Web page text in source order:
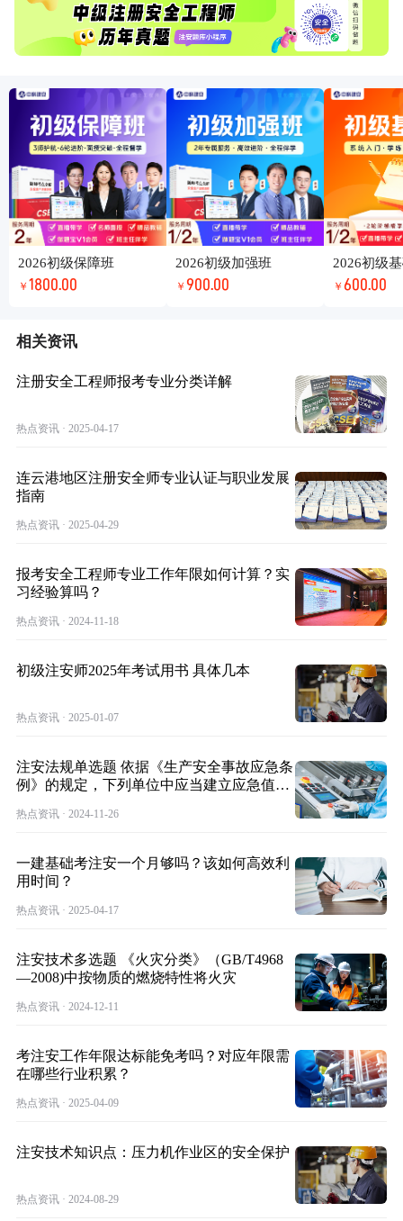
2026初级保障班
￥ 1800.00
2026初级加强班
￥ 900.00
2026初级
￥ 600.00
相关资讯
注册安全工程师报考专业分类详解
热点资讯 · 2025-04-17
连云港地区注册安全师专业认证与职业发展
指南
热点资讯 · 2025-04-29
报考安全工程师专业工作年限如何计算？实
习经验算吗？
热点资讯 · 2024-11-18
初级注安师2025年考试用书 具体几本
热点资讯 · 2025-01-07
注安法规单选题 依据《生产安全事故应急条
例》的规定，下列单位中应当建立应急值班
热点资讯 · 2024-11-26
一建基础考注安一个月够吗？该如何高效利
用时间？
热点资讯 · 2025-04-17
注安技术多选题 《火灾分类》（GB/T4968
—2008)中按物质的燃烧特性将火灾
热点资讯 · 2024-12-11
考注安工作年限达标能免考吗？对应年限需
在哪些行业积累？
热点资讯 · 2025-04-09
注安技术知识点：压力机作业区的安全保护
热点资讯 · 2024-08-29